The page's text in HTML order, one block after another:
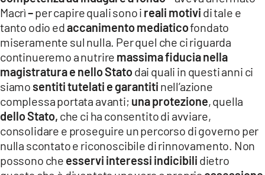
Macrì–per capire quali sono i reali motivi di tale e
tanto odio edaccanimento mediaticofondato
miseramente sul nulla. Per quel che ci riguarda
continueremo a nutrire massima fiducia nella
magistratura e nello Statodai quali in questi anni ci
siamo sentiti tutelati e garantiti nell’azione
complessa portata avanti; una protezione, quella
dello Stato, che ci ha consentito di avviare,
consolidare e proseguire un percorso di governo per
nulla scontato e riconoscibile di rinnovamento. Non
possono che esservi interessi indicibili dietro